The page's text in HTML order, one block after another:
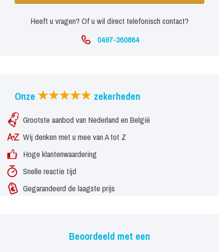
Heeft u vragen? Of u wil direct telefonisch contact?
0497-360864
Onze zekerheden
Grootste aanbod van Nederland en België
Wij denken met u mee van A tot Z
Hoge klantenwaardering
Snelle reactie tijd
Gegarandeerd de laagste prijs
Beoordeeld met een